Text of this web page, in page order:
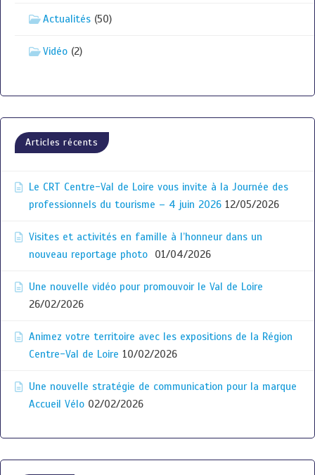
Actualités (50)
Vidéo (2)
Articles récents
Le CRT Centre-Val de Loire vous invite à la Journée des
professionnels du tourisme – 4 juin 2026 12/05/2026
Visites et activités en famille à l’honneur dans un
nouveau reportage photo
01/04/2026
Une nouvelle vidéo pour promouvoir le Val de Loire
26/02/2026
Animez votre territoire avec les expositions de la Région
Centre-Val de Loire 10/02/2026
Une nouvelle stratégie de communication pour la marque
Accueil Vélo 02/02/2026